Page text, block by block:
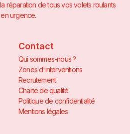
réparation de tous vos volets roulants
en urgence.
Contact
Qui sommes-nous ?
Zones d'interventions
Recrutement
Charte de qualité
Politique de confidentialité
Mentions légales